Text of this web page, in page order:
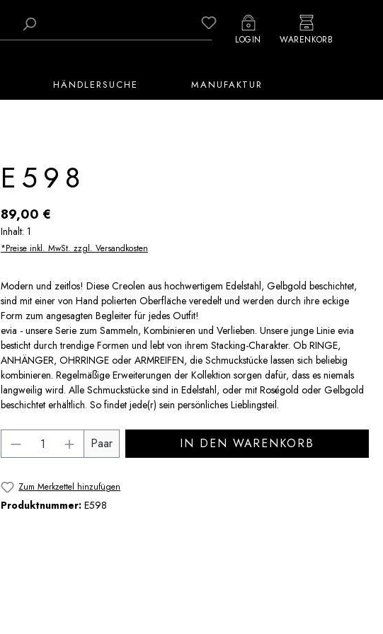
Du hast 0 Produkte auf dem
LOGIN WARENKORB
HÄNDLERSUCHE MANUFAKTUR
E598
Regulärer Preis:
89,00 €
Inhalt: 1
*Preise inkl. MwSt. zzgl. Versandkosten
Modern und zeitlos! Diese Creolen aus hochwertigem Edelstahl, Gelbgold beschichtet,
sind mit einer von Hand polierten Oberfläche veredelt und werden durch ihre eckige
Form zum angesagten Begleiter für jedes Outfit!
evia - unsere Serie zum Sammeln, Kombinieren und Verlieben. Unsere junge Linie evia
besticht durch trendige Formen und lebt von ihrem Stacking-Charakter. Ob RINGE,
ANHÄNGER, OHRRINGE oder ARMREIFEN, die Schmuckstücke lassen sich beliebig
kombinieren. Regelmäßige Erweiterungen der Kollektion sorgen dafür, dass es niemals
langweilig wird. Alle Schmuckstücke sind in Edelstahl, oder mit Roségold oder Gelbgold
beschichtet erhältlich. So findet jede(r) sein persönliches Lieblingsteil.
Produkt Anzahl: Gib den gewünschten Wert ein
Paar IN DEN WARENKORB
Zum Merkzettel hinzufügen
Produktnummer: E598